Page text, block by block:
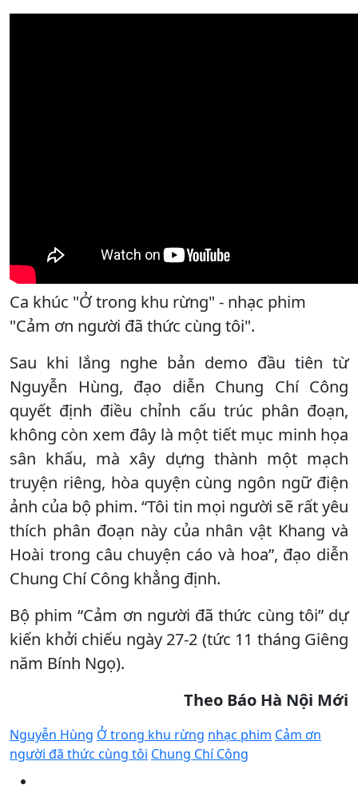
Ca khúc "Ở trong khu rừng" - nhạc phim
"Cảm ơn người đã thức cùng tôi".
Sau khi lắng nghe bản demo đầu tiên từ
Nguyễn Hùng, đạo diễn Chung Chí Công
quyết định điều chỉnh cấu trúc phân đoạn,
không còn xem đây là một tiết mục minh họa
sân khấu, mà xây dựng thành một mạch
truyện riêng, hòa quyện cùng ngôn ngữ điện
ảnh của bộ phim. “Tôi tin mọi người sẽ rất yêu
thích phân đoạn này của nhân vật Khang và
Hoài trong câu chuyện cáo và hoa”, đạo diễn
Chung Chí Công khẳng định.
Bộ phim “Cảm ơn người đã thức cùng tôi” dự
kiến khởi chiếu ngày 27-2 (tức 11 tháng Giêng
năm Bính Ngọ).
Theo Báo Hà Nội Mới
Nguyễn Hùng Ở trong khu rừng nhạc phim Cảm ơn
người đã thức cùng tôi Chung Chí Công